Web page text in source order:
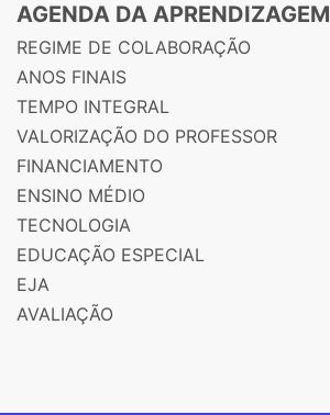
AGENDA DA APRENDIZAGEM
REGIME DE COLABORAÇÃO
ANOS FINAIS
TEMPO INTEGRAL
VALORIZAÇÃO DO PROFESSOR
FINANCIAMENTO
ENSINO MÉDIO
TECNOLOGIA
EDUCAÇÃO ESPECIAL
EJA
AVALIAÇÃO